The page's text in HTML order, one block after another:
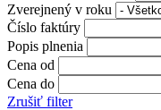
Zverejnený v roku
Číslo faktúry
Popis plnenia
Cena od
Cena do
Zrušiť filter